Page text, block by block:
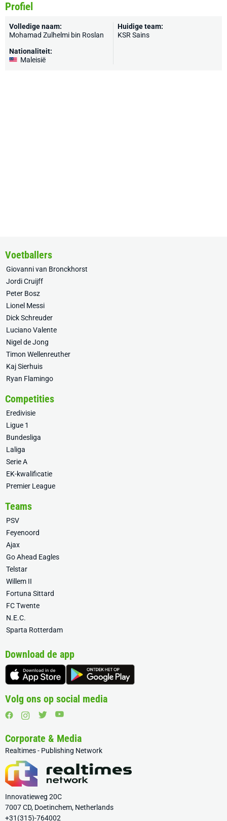
Profiel
Volledige naam:
Mohamad Zulhelmi bin Roslan
Nationaliteit:
Maleisië
Huidige team:
KSR Sains
Voetballers
Giovanni van Bronckhorst
Jordi Cruijff
Peter Bosz
Lionel Messi
Dick Schreuder
Luciano Valente
Nigel de Jong
Timon Wellenreuther
Kaj Sierhuis
Ryan Flamingo
Competities
Eredivisie
Ligue 1
Bundesliga
Laliga
Serie A
EK-kwalificatie
Premier League
Teams
PSV
Feyenoord
Ajax
Go Ahead Eagles
Telstar
Willem II
Fortuna Sittard
FC Twente
N.E.C.
Sparta Rotterdam
Download de app
Volg ons op social media
Corporate & Media
Realtimes - Publishing Network
Innovatieweg 20C
7007 CD, Doetinchem, Netherlands
+31(315)-764002